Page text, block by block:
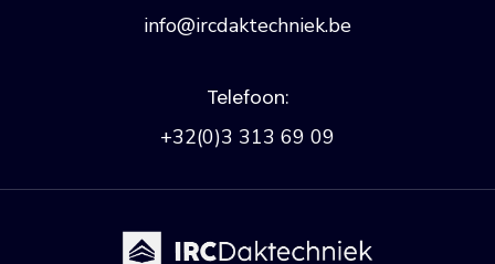
info@ircdaktechniek.be
Telefoon:
+32(0)3 313 69 09